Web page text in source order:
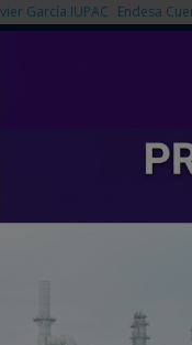
García IUPAC Endesa